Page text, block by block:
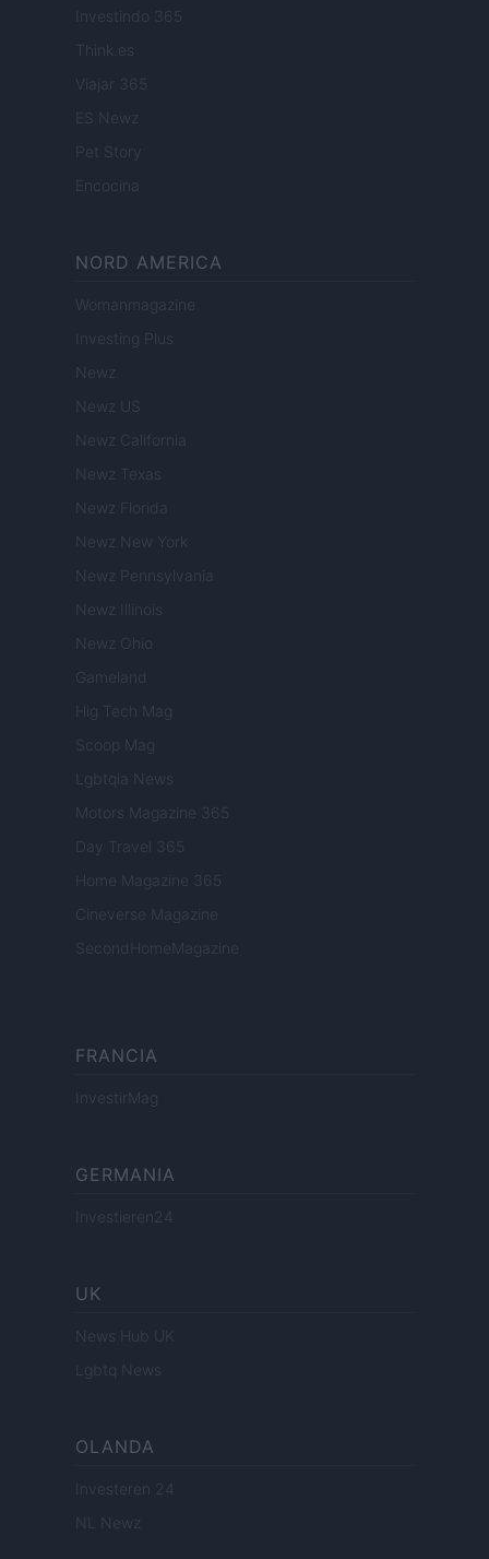
Investindo 365
Think.es
Viajar 365
ES Newz
Pet Story
Encocina
NORD AMERICA
Womanmagazine
Investing Plus
Newz
Newz US
Newz California
Newz Texas
Newz Florida
Newz New York
Newz Pennsylvania
Newz Illinois
Newz Ohio
Gameland
Hig Tech Mag
Scoop Mag
Lgbtqia News
Motors Magazine 365
Day Travel 365
Home Magazine 365
Cineverse Magazine
SecondHomeMagazine
FRANCIA
InvestirMag
GERMANIA
Investieren24
UK
News Hub UK
Lgbtq News
OLANDA
Investeren 24
NL Newz